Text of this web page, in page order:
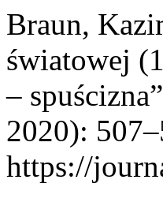
Braun,
światowej
–
2020):
https://